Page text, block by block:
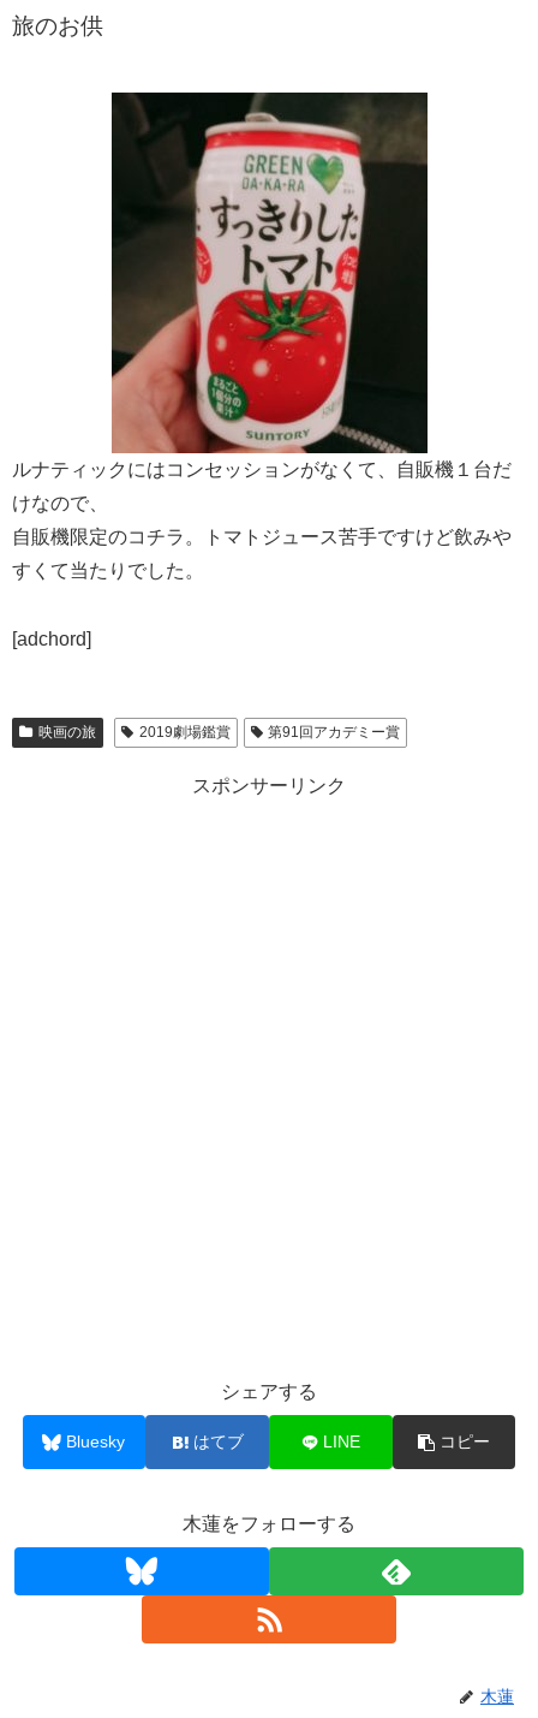
旅のお供
ルナティックにはコンセッションがなくて、自販機１台だ
けなので、
自販機限定のコチラ。トマトジュース苦手ですけど飲みや
すくて当たりでした。
[adchord]
映画の旅 2019劇場鑑賞 第91回アカデミー賞
スポンサーリンク
シェアする
Bluesky はてブ LINE コピー
木蓮をフォローする
木蓮